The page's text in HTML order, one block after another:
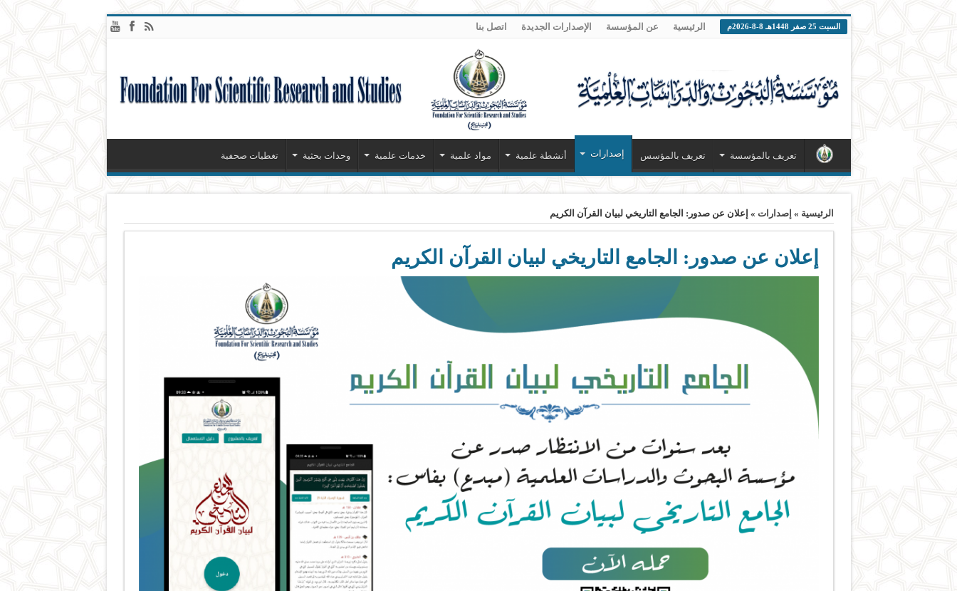
السبت 25 صفر 1448هـ 8-8-2026م الرئيسية عن المؤسسة الإصدارات الجديدة اتصل بنا
تعريف بالمؤسسة تعريف بالمؤسس إصدارات أنشطة علمية مواد علمية خدمات علمية وحدات بحثية تغطيات صحفية
الرئيسية » إصدارات » إعلان عن صدور: الجامع التاريخي لبيان القرآن الكريم
إعلان عن صدور: الجامع التاريخي لبيان القرآن الكريم